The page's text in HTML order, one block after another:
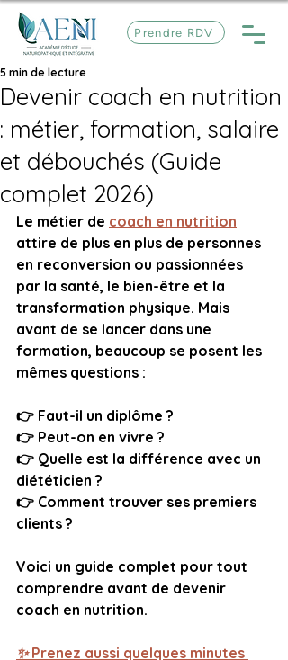
Prendre RDV
Devenir coach en nutrition
: métier, formation, salaire
et débouchés (Guide
complet 2026)
5 min de lecture
Le métier de coach en nutrition
attire de plus en plus de personnes
en reconversion ou passionnées
par la santé, le bien-être et la
transformation physique. Mais
avant de se lancer dans une
formation, beaucoup se posent les
mêmes questions :
👉 Faut-il un diplôme ?
👉 Peut-on en vivre ?
👉 Quelle est la différence avec un
diététicien ?
👉 Comment trouver ses premiers
clients ?
Voici un guide complet pour tout
comprendre avant de devenir
coach en nutrition.
✨ Prenez aussi quelques minutes